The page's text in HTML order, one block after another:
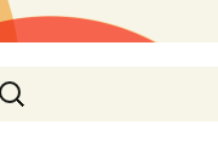
Buscar: